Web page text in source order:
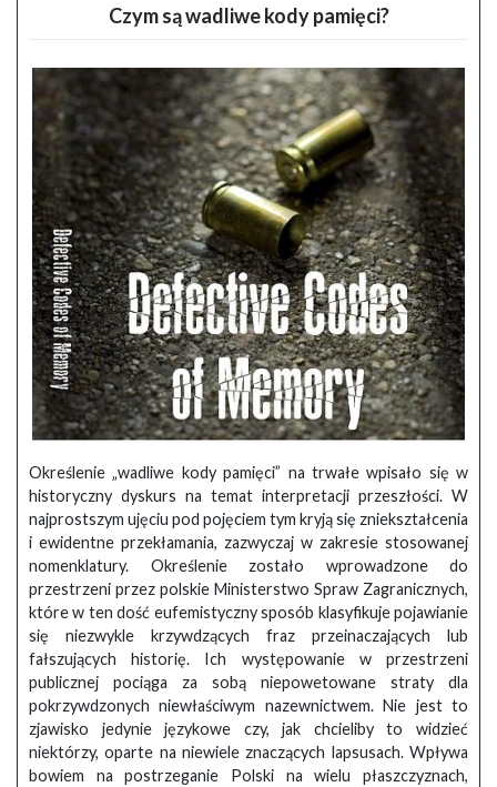
Czym są wadliwe kody pamięci?
Określenie „wadliwe kody pamięci” na trwałe wpisało się w
historyczny dyskurs na temat interpretacji przeszłości. W
najprostszym ujęciu pod pojęciem tym kryją się zniekształcenia
i ewidentne przekłamania, zazwyczaj w zakresie stosowanej
nomenklatury. Określenie zostało wprowadzone do
przestrzeni przez polskie Ministerstwo Spraw Zagranicznych,
które w ten dość eufemistyczny sposób klasyfikuje pojawianie
się niezwykle krzywdzących fraz przeinaczających lub
fałszujących historię. Ich występowanie w przestrzeni
publicznej pociąga za sobą niepowetowane straty dla
pokrzywdzonych niewłaściwym nazewnictwem. Nie jest to
zjawisko jedynie językowe czy, jak chcieliby to widzieć
niektórzy, oparte na niewiele znaczących lapsusach. Wpływa
bowiem na postrzeganie Polski na wielu płaszczyznach,